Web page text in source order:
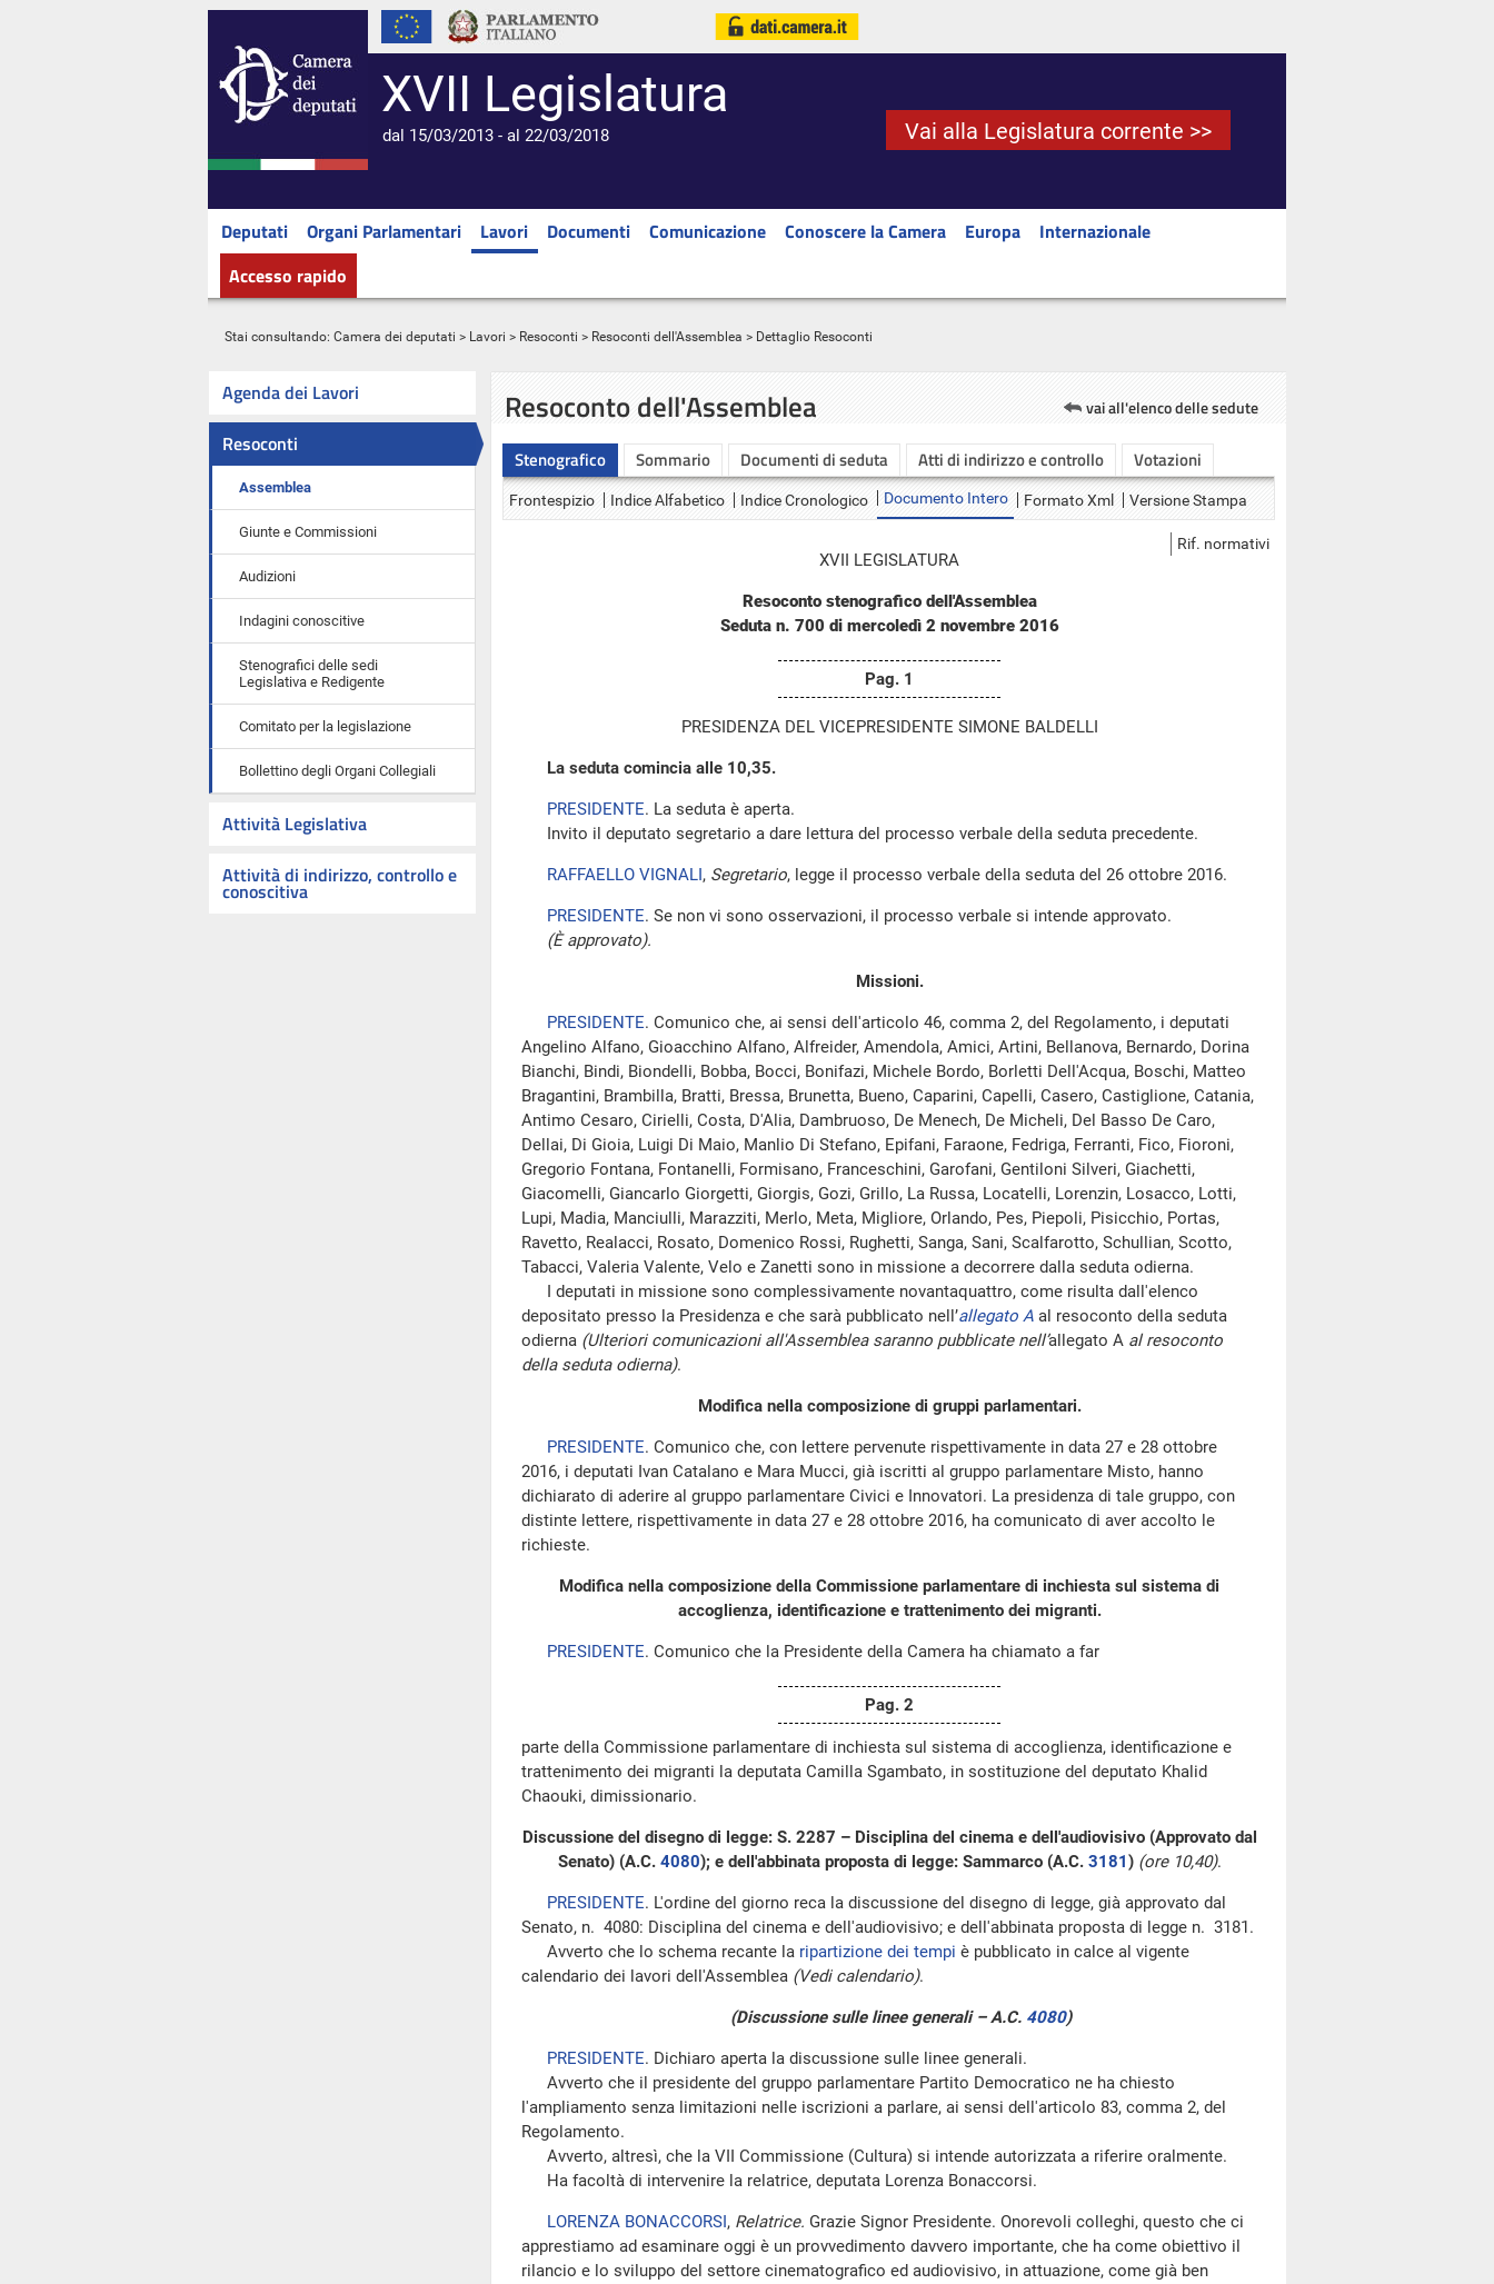
XVII Legislatura
dal 15/03/2013 - al 22/03/2018 Vai alla Legislatura corrente >>
Deputati Organi Parlamentari Lavori Documenti Comunicazione Conoscere la Camera Europa
Internazionale
Accesso rapido
Stai consultando: Camera dei deputati > Lavori > Resoconti > Resoconti dell'Assemblea > Dettaglio Resoconti
Agenda dei Lavori
Resoconti
Assemblea
Giunte e Commissioni
Audizioni
Indagini conoscitive
Stenografici delle sedi
Legislativa e Redigente
Comitato per la legislazione
Bollettino degli Organi Collegiali
Attività Legislativa
Attività di indirizzo, controllo e
conoscitiva
Resoconto dell'Assemblea vai all'elenco delle sedute
Stenografico Sommario Documenti di seduta Atti di indirizzo e controllo Votazioni
Frontespizio Indice Alfabetico Indice Cronologico Documento Intero Formato Xml Versione Stampa
Rif. normativi
XVII LEGISLATURA
Resoconto stenografico dell'Assemblea
Seduta n. 700 di mercoledì 2 novembre 2016
Pag. 1
PRESIDENZA DEL VICEPRESIDENTE SIMONE BALDELLI
La seduta comincia alle 10,35.
PRESIDENTE. La seduta è aperta.
Invito il deputato segretario a dare lettura del processo verbale della seduta precedente.
RAFFAELLO VIGNALI, Segretario, legge il processo verbale della seduta del 26 ottobre 2016.
PRESIDENTE. Se non vi sono osservazioni, il processo verbale si intende approvato.
(È approvato).
Missioni.
PRESIDENTE. Comunico che, ai sensi dell'articolo 46, comma 2, del Regolamento, i deputati
Angelino Alfano, Gioacchino Alfano, Alfreider, Amendola, Amici, Artini, Bellanova, Bernardo, Dorina
Bianchi, Bindi, Biondelli, Bobba, Bocci, Bonifazi, Michele Bordo, Borletti Dell'Acqua, Boschi, Matteo
Bragantini, Brambilla, Bratti, Bressa, Brunetta, Bueno, Caparini, Capelli, Casero, Castiglione, Catania,
Antimo Cesaro, Cirielli, Costa, D'Alia, Dambruoso, De Menech, De Micheli, Del Basso De Caro,
Dellai, Di Gioia, Luigi Di Maio, Manlio Di Stefano, Epifani, Faraone, Fedriga, Ferranti, Fico, Fioroni,
Gregorio Fontana, Fontanelli, Formisano, Franceschini, Garofani, Gentiloni Silveri, Giachetti,
Giacomelli, Giancarlo Giorgetti, Giorgis, Gozi, Grillo, La Russa, Locatelli, Lorenzin, Losacco, Lotti,
Lupi, Madia, Manciulli, Marazziti, Merlo, Meta, Migliore, Orlando, Pes, Piepoli, Pisicchio, Portas,
Ravetto, Realacci, Rosato, Domenico Rossi, Rughetti, Sanga, Sani, Scalfarotto, Schullian, Scotto,
Tabacci, Valeria Valente, Velo e Zanetti sono in missione a decorrere dalla seduta odierna.
I deputati in missione sono complessivamente novantaquattro, come risulta dall'elenco
depositato presso la Presidenza e che sarà pubblicato nell’allegato A al resoconto della seduta
odierna (Ulteriori comunicazioni all'Assemblea saranno pubblicate nell’allegato A al resoconto
della seduta odierna).
Modifica nella composizione di gruppi parlamentari.
PRESIDENTE. Comunico che, con lettere pervenute rispettivamente in data 27 e 28 ottobre
2016, i deputati Ivan Catalano e Mara Mucci, già iscritti al gruppo parlamentare Misto, hanno
dichiarato di aderire al gruppo parlamentare Civici e Innovatori. La presidenza di tale gruppo, con
distinte lettere, rispettivamente in data 27 e 28 ottobre 2016, ha comunicato di aver accolto le
richieste.
Modifica nella composizione della Commissione parlamentare di inchiesta sul sistema di
accoglienza, identificazione e trattenimento dei migranti.
PRESIDENTE. Comunico che la Presidente della Camera ha chiamato a far
Pag. 2
parte della Commissione parlamentare di inchiesta sul sistema di accoglienza, identificazione e
trattenimento dei migranti la deputata Camilla Sgambato, in sostituzione del deputato Khalid
Chaouki, dimissionario.
Discussione del disegno di legge: S. 2287 – Disciplina del cinema e dell'audiovisivo (Approvato dal
Senato) (A.C. 4080); e dell'abbinata proposta di legge: Sammarco (A.C. 3181) (ore 10,40).
PRESIDENTE. L'ordine del giorno reca la discussione del disegno di legge, già approvato dal
Senato, n. 4080: Disciplina del cinema e dell'audiovisivo; e dell'abbinata proposta di legge n. 3181.
Avverto che lo schema recante la ripartizione dei tempi è pubblicato in calce al vigente
calendario dei lavori dell'Assemblea (Vedi calendario).
(Discussione sulle linee generali – A.C. 4080)
PRESIDENTE. Dichiaro aperta la discussione sulle linee generali.
Avverto che il presidente del gruppo parlamentare Partito Democratico ne ha chiesto
l'ampliamento senza limitazioni nelle iscrizioni a parlare, ai sensi dell'articolo 83, comma 2, del
Regolamento.
Avverto, altresì, che la VII Commissione (Cultura) si intende autorizzata a riferire oralmente.
Ha facoltà di intervenire la relatrice, deputata Lorenza Bonaccorsi.
LORENZA BONACCORSI, Relatrice. Grazie Signor Presidente. Onorevoli colleghi, questo che ci
apprestiamo ad esaminare oggi è un provvedimento davvero importante, che ha come obiettivo il
rilancio e lo sviluppo del settore cinematografico ed audiovisivo, in attuazione, come già ben